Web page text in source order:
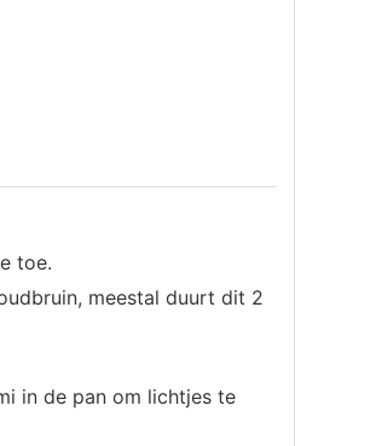
toe.
meestal duurt dit 2
in de pan om lichtjes te